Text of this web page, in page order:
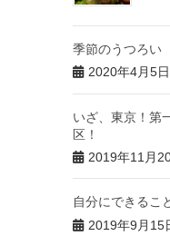
季節のうつろい
2020年4月5日
いざ、東京！第
区！
2019年11月
自分にできるこ
2019年9月15